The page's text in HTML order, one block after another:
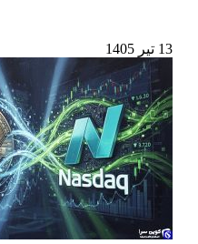
13 تیر 1405